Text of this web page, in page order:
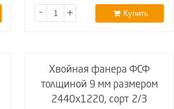
- + Купить
Хвойная фанера ФСФ
толщиной 9 мм размером
2440х1220, сорт 2/3